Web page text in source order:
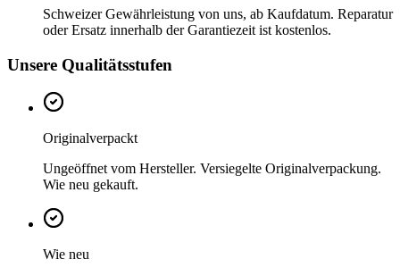
Schweizer Gewährleistung von uns, ab Kaufdatum. Reparatur
oder Ersatz innerhalb der Garantiezeit ist kostenlos.
Unsere Qualitätsstufen
Originalverpackt
Ungeöffnet vom Hersteller. Versiegelte Originalverpackung.
Wie neu gekauft.
Wie neu